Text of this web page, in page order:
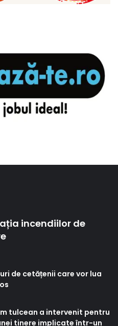
incendiilor de
de cetățenii care vor lua
tulcean a intervenit pentru
tinere implicate într-un